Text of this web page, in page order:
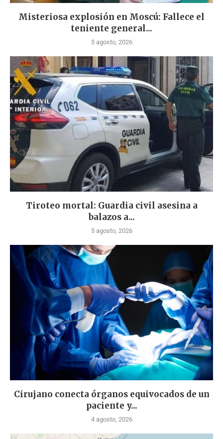
Misteriosa explosión en Moscú: Fallece el
teniente general...
5 agosto, 2026
Tiroteo mortal: Guardia civil asesina a
balazos a...
5 agosto, 2026
Cirujano conecta órganos equivocados de un
paciente y...
4 agosto, 2026